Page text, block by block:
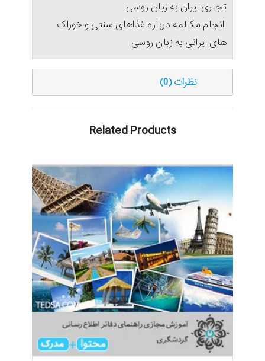
تجاری ایران به زبان روسی
انجام مکالمه درباره غذاهای سنتی و خوراک
های ایرانی به زبان روسی
نظرات (0)
Related Products